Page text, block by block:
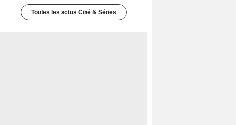
Toutes les actus Ciné & Séries